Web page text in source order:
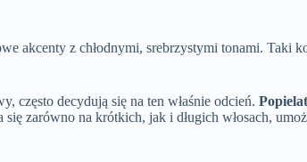
akcenty z chłodnymi, srebrzystymi tonami. Taki
często decydują się na ten właśnie odcień.
zarówno na krótkich, jak i długich włosach,